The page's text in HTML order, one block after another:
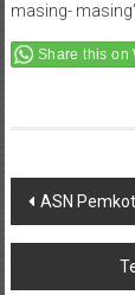
masing-
Share this on
Post
ASN